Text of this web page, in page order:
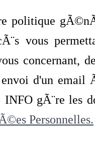
politique
vous
concernant,
envoi d'un
gÃ¨re les
Personnelles.